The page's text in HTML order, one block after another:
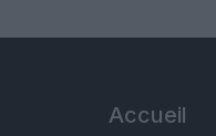
Accueil